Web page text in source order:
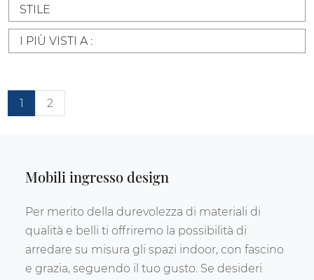
STILE
I PIÙ VISTI A :
1 2
Mobili ingresso design
Per merito della durevolezza di materiali di
qualità e belli ti offriremo la possibilità di
arredare su misura gli spazi indoor, con fascino
e grazia, seguendo il tuo gusto. Se desideri